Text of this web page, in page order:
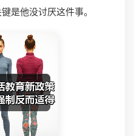
是他没讨厌这件事。